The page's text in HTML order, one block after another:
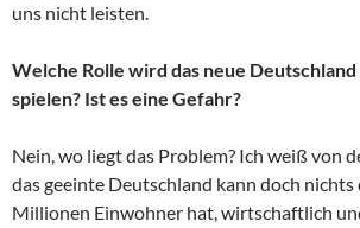
uns nicht leisten.
Welche Rolle wird das neue
spielen? Ist es eine Gefahr?
Nein, wo liegt das Problem? Ich weiß von
das geeinte Deutschland kann doch nichts
Millionen Einwohner hat, wirtschaftlich